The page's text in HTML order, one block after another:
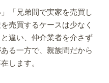
「兄弟間で実家を売買し
売買するケースは少なく
違い、仲介業者を介さず
る一方で、親族間だから
します。